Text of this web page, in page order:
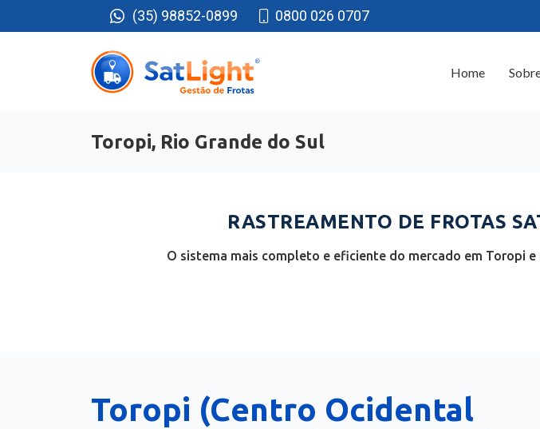
(35) 98852-0899 0800 026 0707
Home
Toropi, Rio Grande do Sul
RASTREAMENTO DE FROTAS
O sistema mais completo e eficiente do mercado em Toropi
Toropi (Centro Ocidental